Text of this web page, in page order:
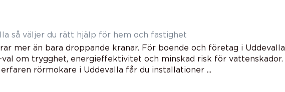
Rörmokare i uddevalla så väljer du rätt hjälp för hem och fastighet
mer än bara droppande kranar. För boende och företag i Uddevalla
om trygghet, energieffektivitet och minskad risk för vattenskador.
rörmokare i Uddevalla får du installationer ...